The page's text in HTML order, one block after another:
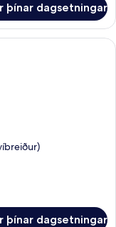
þínar dagsetningar
(Apartment) |
þínar dagsetningar